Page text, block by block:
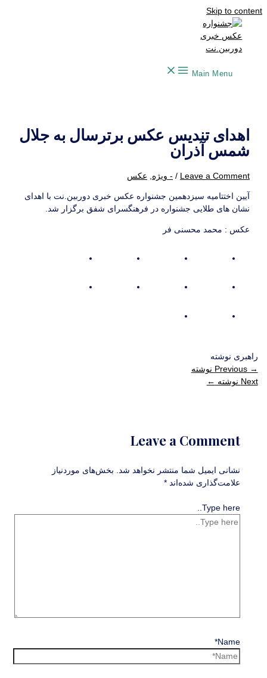
Skip to content
Main Menu
اهدای تندیس عکس برترسال به جلال
شمس آذران
Leave a Comment
/- ویژه,عکس
آیین اختتامیه سیزدهمین جشنواره عکس خبری دوربین.نت با اهدای
نشان های طلایی جشنواره در فرهنگسرای شفق برگزار شد.
عکس : محمد محسنی فر
راهبری نوشته
→Previous نوشته
Next نوشته
←
Leave a Comment
نشانی ایمیل شما منتشر نخواهد شد. بخش‌های موردنیاز
علامت‌گذاری شده‌اند*
Type here..
Name*